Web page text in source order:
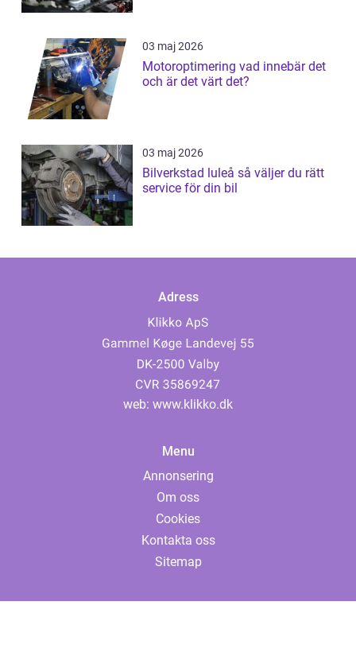
03 maj 2026
Motoroptimering vad innebär det
och är det värt det?
03 maj 2026
Bilverkstad luleå så väljer du rätt
service för din bil
Adress
web: www.klikko.dk
Menu
Annonsering
Om oss
Cookies
Kontakta oss
Sitemap